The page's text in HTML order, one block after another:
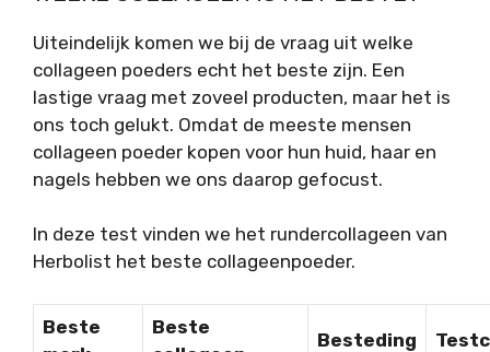
Uiteindelijk komen we bij de vraag uit welke
collageen poeders echt het beste zijn. Een
lastige vraag met zoveel producten, maar het is
ons toch gelukt. Omdat de meeste mensen
collageen poeder kopen voor hun huid, haar en
nagels hebben we ons daarop gefocust.
In deze test vinden we het rundercollageen van
Herbolist het beste collageenpoeder.
Beste
Beste
Besteding